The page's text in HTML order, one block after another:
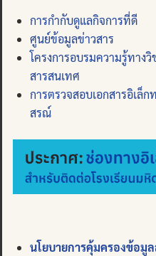
การกำกับดูแลกิจการที่ดี
ศูนย์ข้อมูลข่าวสาร
โครงการอบรมความรู้ทางวิ
สารสนเทศ
การตรวจสอบเอกสารอิเล็
สรณ์
นโยบายการคุ้มครองข้อมู